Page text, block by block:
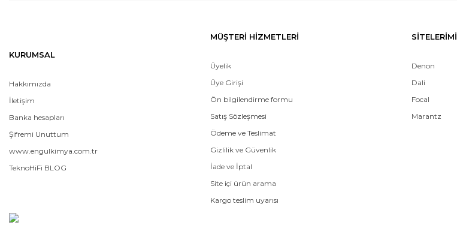
KURUMSAL
Hakkımızda
İletişim
Banka hesapları
Şifremi Unuttum
www.engulkimya.com.tr
TeknoHiFi BLOG
MÜŞTERİ HİZMETLERİ
Üyelik
Üye Girişi
Ön bilgilendirme formu
Satış Sözleşmesi
Ödeme ve Teslimat
Gizlilik ve Güvenlik
İade ve İptal
Site içi ürün arama
Kargo teslim uyarısı
Denon
Dali
Focal
Marantz